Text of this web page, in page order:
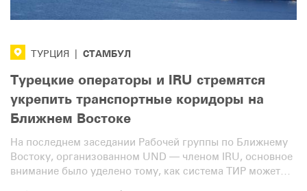
ТУРЦИЯ | СТАМБУЛ
Турецкие операторы и IRU стремятся
укрепить транспортные коридоры на
Ближнем Востоке
На последнем заседании Рабочей группы по Ближнему
Востоку, организованном UND — членом IRU, основное
внимание было уделено тому, как система ТИР может